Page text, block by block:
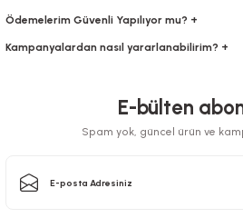
Vakum Poşeti Tırtıklı 30 cm x 5 metre
Ödemelerim Güvenli Yapılıyor mu? +
Kampanyalardan nasıl yararlanabilirim? +
E-bülten
Spam yok, güncel ürün ve